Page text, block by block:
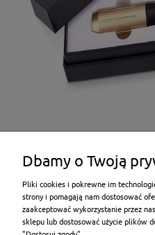
Dbamy o Twoją
Pliki cookies i pokrewne im
strony i pomagają nam dostosować
zaakceptować wykorzystanie przez
sklepu lub dostosować użycie plików